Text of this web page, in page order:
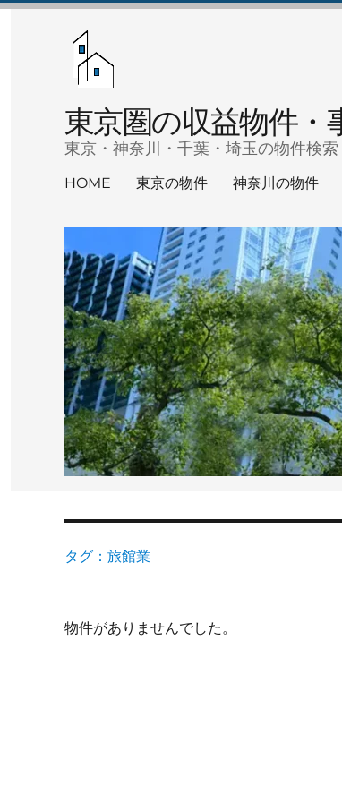
東京圏の収益物件・
東京・神奈川・千葉・埼玉の物件検索
HOME 東京の物件 神奈川の物件
タグ：旅館業
物件がありませんでした。